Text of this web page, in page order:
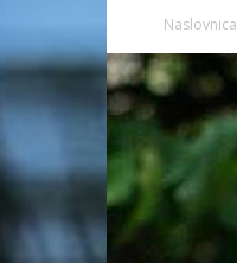
Naslovnica